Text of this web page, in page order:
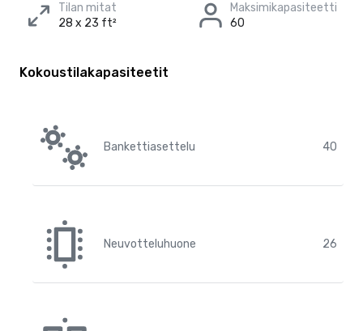
Tilan mitat
28 x 23 ft²
Maksimikapasiteetti
60
Kokoustilakapasiteetit
Bankettiasettelu 40
Neuvotteluhuone 26